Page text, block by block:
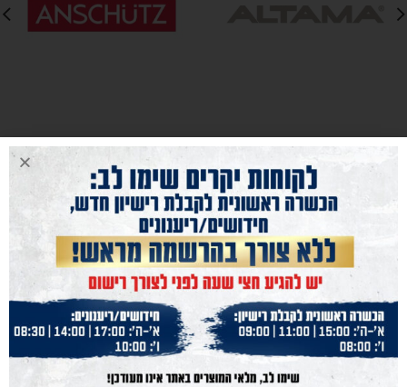
נייוט מהיר
נשק הצפון